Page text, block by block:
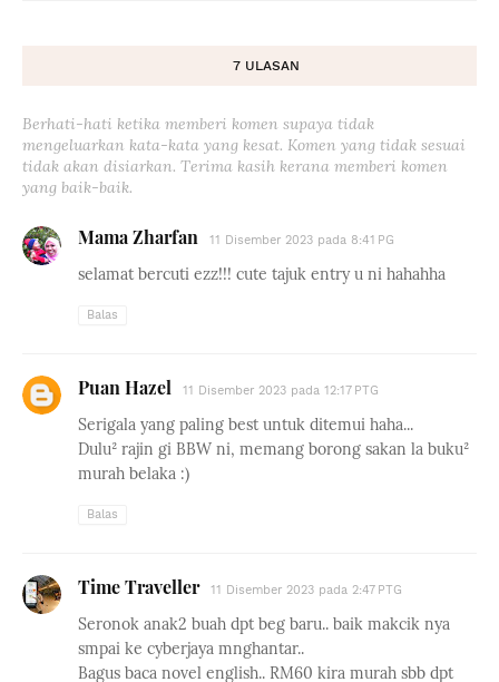
7 ULASAN
Berhati-hati ketika memberi komen supaya tidak
mengeluarkan kata-kata yang kesat. Komen yang tidak sesuai
tidak akan disiarkan. Terima kasih kerana memberi komen
yang baik-baik.
Mama Zharfan 11 Disember 2023 pada 8:41 PG
selamat bercuti ezz!!! cute tajuk entry u ni hahahha
Balas
Puan Hazel 11 Disember 2023 pada 12:17 PTG
Serigala yang paling best untuk ditemui haha...
Dulu² rajin gi BBW ni, memang borong sakan la buku²
murah belaka :)
Balas
Time Traveller 11 Disember 2023 pada 2:47 PTG
Seronok anak2 buah dpt beg baru.. baik makcik nya
smpai ke cyberjaya mnghantar..
Bagus baca novel english.. RM60 kira murah sbb dpt